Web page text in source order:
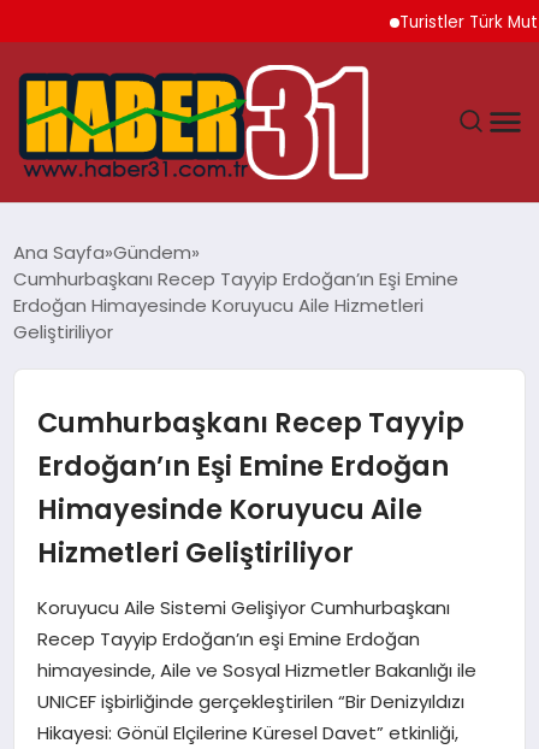
Turistler Türk
HATAY
EKONOMI
GÜNDEM
MAGAZIN
SAĞLIK
TEKNOLOJI
Ana Sayfa Gündem
Cumhurbaşkanı Recep Tayyip Erdoğan’ın Eşi Emine
Erdoğan Himayesinde Koruyucu Aile Hizmetleri
Geliştiriliyor
Cumhurbaşkanı Recep Tayyip
Erdoğan’ın Eşi Emine Erdoğan
Himayesinde Koruyucu Aile
Hizmetleri Geliştiriliyor
Koruyucu Aile Sistemi Gelişiyor Cumhurbaşkanı
Recep Tayyip Erdoğan’ın eşi Emine Erdoğan
himayesinde, Aile ve Sosyal Hizmetler Bakanlığı ile
UNICEF işbirliğinde gerçekleştirilen “Bir Denizyıldızı
Hikayesi: Gönül Elçilerine Küresel Davet” etkinliği,